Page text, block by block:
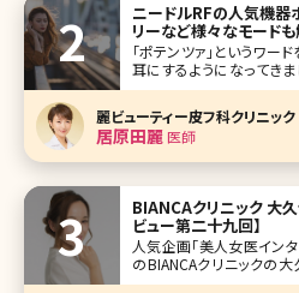
ニードルRFの人気機器
リーなど様々なモード
「ポテンツァ」というワー
耳にするようになってき
RFといえばポテンツァと
まだまだ新しい機械です
ないでしょう。 ニードルRFにもシルファームやモフィウスとい
った機械があ
麗ビューティー皮フ科クリニック
居原田麗医師
BIANCAクリニック 大
ビュー第二十九回】
人気企画「美人女医イン
のBIANCAクリニックの
す。 肌の治療を中心とし